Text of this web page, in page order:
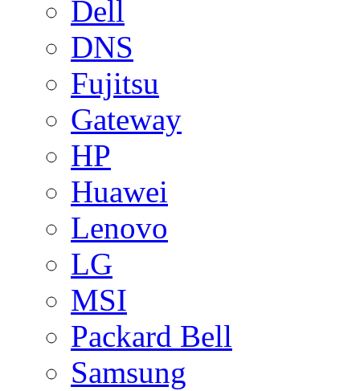
Dell
DNS
Fujitsu
Gateway
HP
Huawei
Lenovo
LG
MSI
Packard Bell
Samsung